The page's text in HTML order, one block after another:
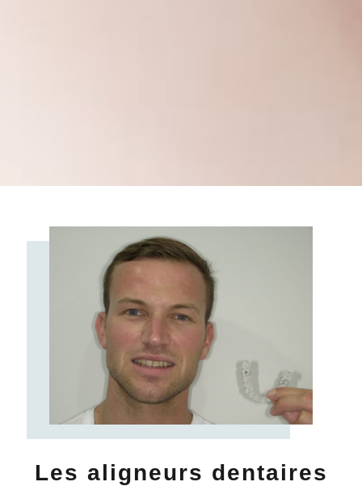
Les aligneurs dentaires